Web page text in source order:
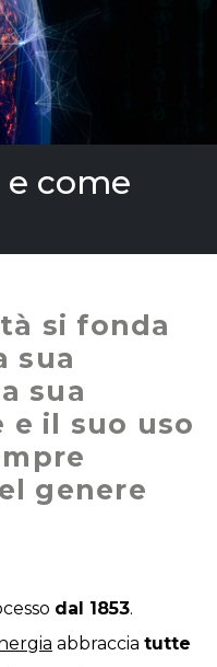
e come
si fonda
sua
sua
e il suo uso
genere
dal 1853.
abbraccia tutte